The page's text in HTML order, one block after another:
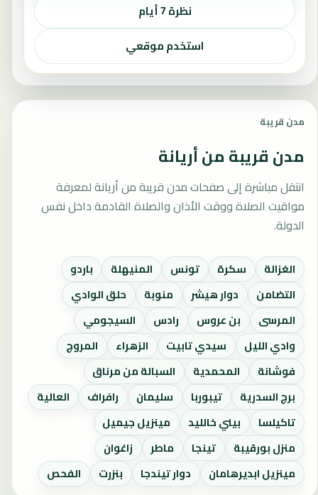
نظرة 7 أيام
استخدم موقعي
مدن قريبة
مدن قريبة من أريانة
انتقل مباشرة إلى صفحات مدن قريبة من أريانة لمعرفة
مواقيت الصلاة ووقت الأذان والصلاة القادمة داخل نفس
الدولة.
الغزالة سكرة تونس المنيهلة
باردو
التضامن
دوار هيشر منوبة
حلق الوادي
المرسى
بن عروس رادس
السيجومي
وادي الليل
سيدي تابيت الزهراء
المروج
فوشانة
المحمدية
السبالة من مرناق
برج السدرية
تيبوربا سليمان رافراف
العالية
تاكيلسا
بيني خالليد
مينزيل جيميل
منزل بورقيبة
تينجا ماطر
زاغوان
مينزيل ابديرهامان
دوار تيندجا بنزرت الفحص